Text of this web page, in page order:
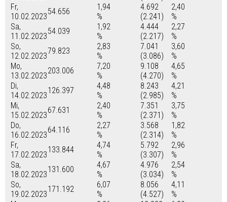
Fr,
10.02.2023
54.656
1,94
%
4.692
(2.241)
2,40
%
Sa,
11.02.2023
54.039
1,92
%
4.444
(2.217)
2,27
%
So,
12.02.2023
79.823
2,83
%
7.041
(3.086)
3,60
%
Mo,
13.02.2023
203.006
7,20
%
9.108
(4.270)
4,65
%
Di,
14.02.2023
126.397
4,48
%
8.243
(2.985)
4,21
%
Mi,
15.02.2023
67.631
2,40
%
7.351
(2.371)
3,75
%
Do,
16.02.2023
64.116
2,27
%
3.568
(2.314)
1,82
%
Fr,
17.02.2023
133.844
4,74
%
5.792
(3.307)
2,96
%
Sa,
18.02.2023
131.600
4,67
%
4.976
(3.034)
2,54
%
So,
19.02.2023
171.192
6,07
%
8.056
(4.527)
4,11
%